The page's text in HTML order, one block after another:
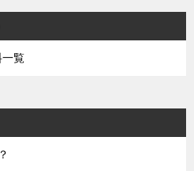
一覧